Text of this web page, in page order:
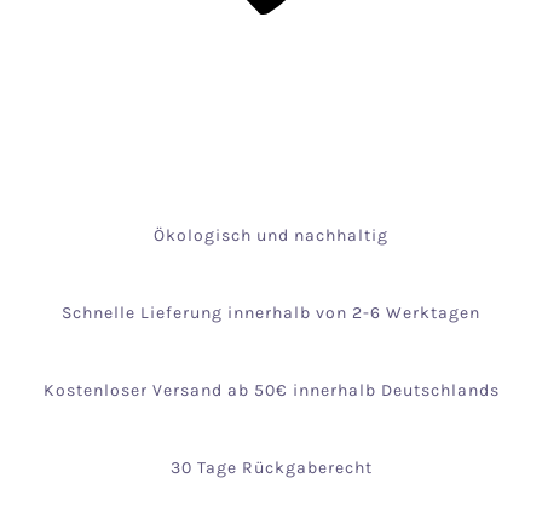
Ökologisch und nachhaltig
Schnelle Lieferung innerhalb von 2-6 Werktagen
Kostenloser Versand ab 50€ innerhalb Deutschlands
30 Tage Rückgaberecht